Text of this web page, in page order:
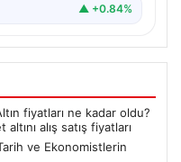
▲ +0.84%
fiyatları ne kadar oldu?
alış satış fiyatları
ve Ekonomistlerin